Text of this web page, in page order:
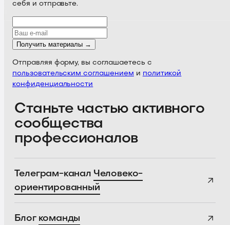
себя и отправьте.
Получить материалы →
Отправляя форму, вы соглашаетесь с
пользовательским соглашением и политикой
конфиденциальности
Станьте частью активного
сообщества
профессионалов
Телеграм-канал Человеко-
ориентированный
Блог команды